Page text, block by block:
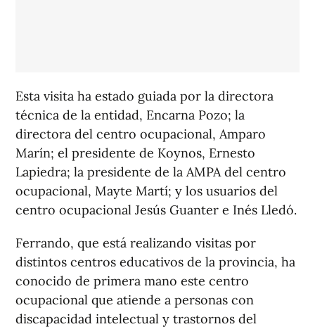
Esta visita ha estado guiada por la directora
técnica de la entidad, Encarna Pozo; la
directora del centro ocupacional, Amparo
Marín; el presidente de Koynos, Ernesto
Lapiedra; la presidente de la AMPA del centro
ocupacional, Mayte Martí; y los usuarios del
centro ocupacional Jesús Guanter e Inés Lledó.
Ferrando, que está realizando visitas por
distintos centros educativos de la provincia, ha
conocido de primera mano este centro
ocupacional que atiende a personas con
discapacidad intelectual y trastornos del